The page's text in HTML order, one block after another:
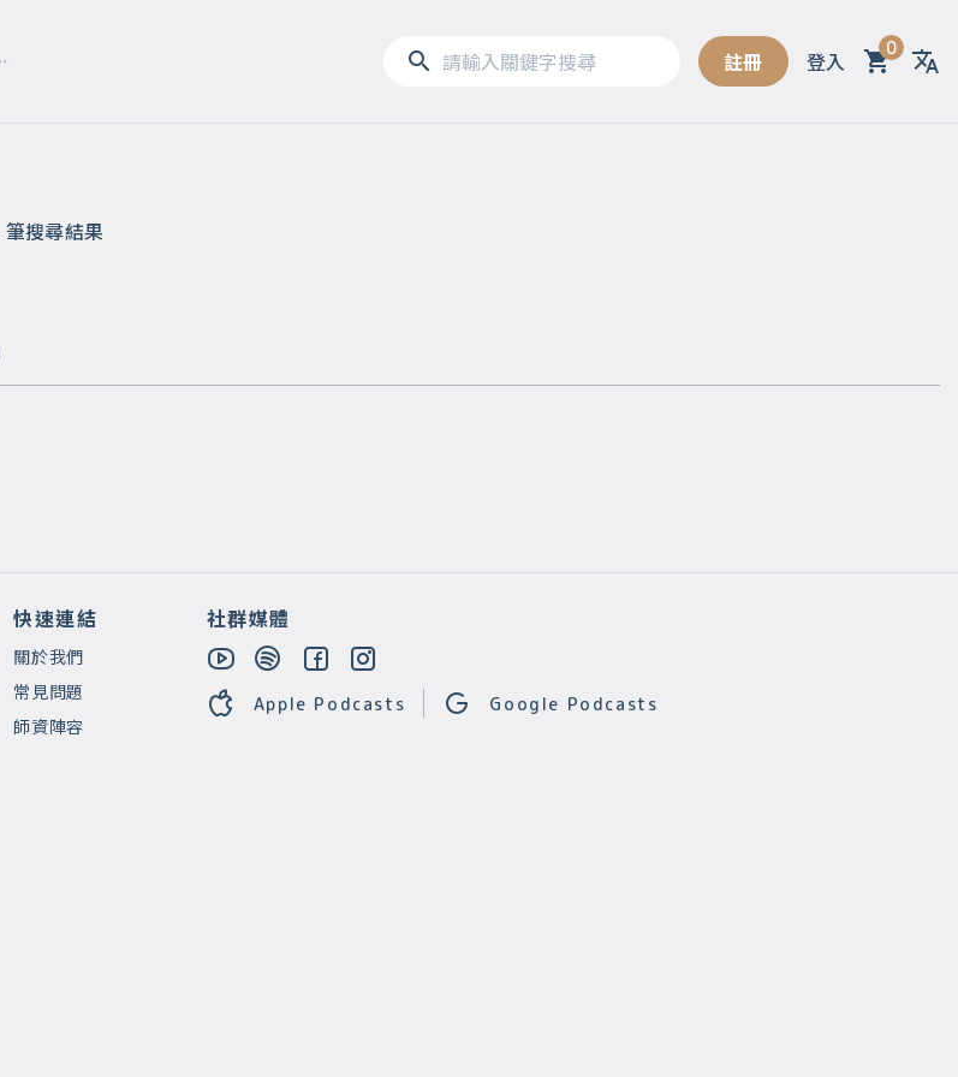
註冊 登入 0
筆搜尋結果
快速連結
關於我們
常見問題
師資陣容
社群媒體
Apple Podcasts Google Podcasts